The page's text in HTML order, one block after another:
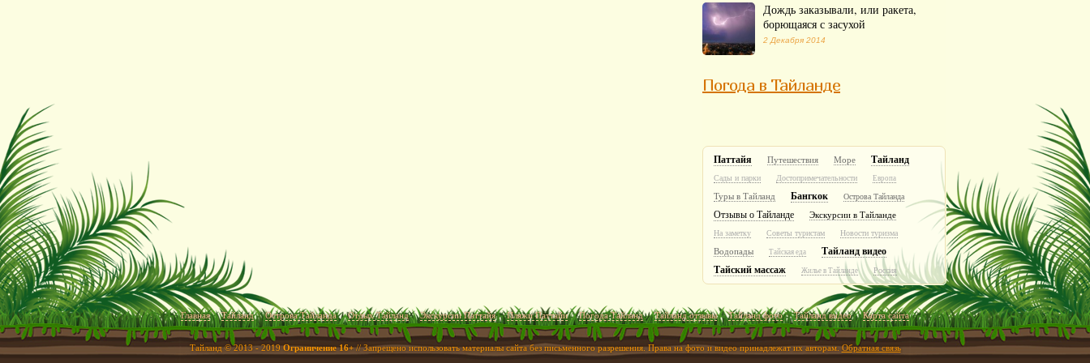
Дождь заказывали, или ракета,
борющаяся с засухой
2 Декабря 2014
Погода в Тайланде
Паттайя Путешествия Море Тайланд
Сады и парки Достопримечательности Европа
Туры в Тайланд Бангкок Острова Тайланда
Отзывы о Тайланде Экскурсии в Тайланде
На заметку Советы туристам Новости туризма
Водопады Тайская еда
Тайланд видео
Тайский массаж
Жилье в Тайланде Россия
Главная Тайланд Острова Тайланда Отдых Тайланд Экскурсии Паттайя Пляжи Паттайи Погода Тайланд Тайланд отзывы Тайланд фото Тайланд видео Карта сайта
Тайланд © 2013 - 2019Ограничение 16+// Запрещено использовать материалы сайта без письменного разрешения. Права на фото и видео принадлежат их авторам.Обратная связь